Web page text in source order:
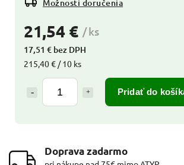
21,54 € / ks
17,51 € bez DPH
215,40 € / 10 ks
Pridať do
Možnosti doručenia
Doprava zadarmo